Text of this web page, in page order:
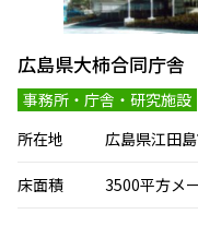
広島県大柿合同庁舎
事務所・庁舎・研究施設
所在地
広島県江田
床面積 3500平方メ